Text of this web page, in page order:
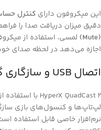
این میکروفون دارای کنترل
دقیق میزان دریافت صدا را
(Mute)
لمسی، استفاده از
اجازه می‌دهد در لحظه صدای
اتصال USB و سازگاری گسترده
لپ‌تاپ‌ها و کنسول‌های بازی